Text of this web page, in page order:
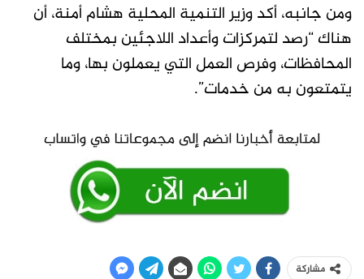
ومن جانبه، أكد وزير التنمية المحلية هشام أمنة، أن
هناك “رصد لتمركزات وأعداد اللاجئين بمختلف
المحافظات، وفرص العمل التي يعملون بها، وما
يتمتعون به من خدمات”.
مشاركة